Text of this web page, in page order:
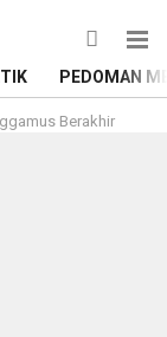
PEDOMAN
Berakhir